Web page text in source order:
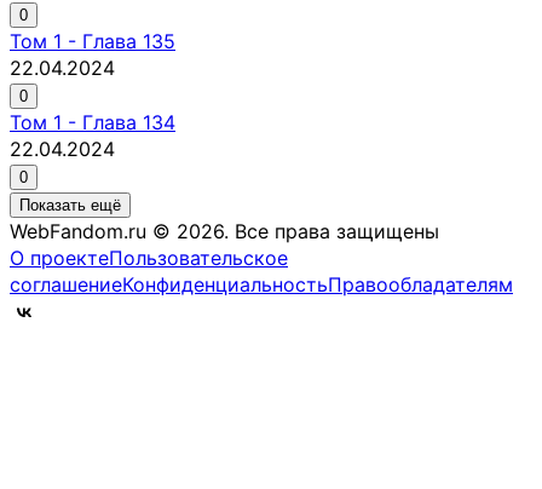
0
Том 1 - Глава 135
22.04.2024
0
Том 1 - Глава 134
22.04.2024
0
Показать ещё
WebFandom.ru © 2026. Все права защищены
О проектеПользовательское
соглашениеКонфиденциальностьПравообладателям